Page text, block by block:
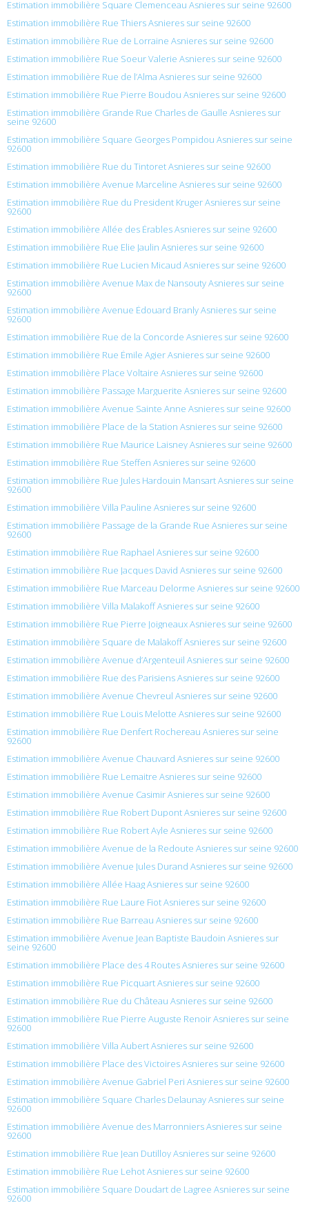
Estimation immobilière Square Clemenceau Asnieres sur seine 92600
Estimation immobilière Rue Thiers Asnieres sur seine 92600
Estimation immobilière Rue de Lorraine Asnieres sur seine 92600
Estimation immobilière Rue Soeur Valerie Asnieres sur seine 92600
Estimation immobilière Rue de l’Alma Asnieres sur seine 92600
Estimation immobilière Rue Pierre Boudou Asnieres sur seine 92600
Estimation immobilière Grande Rue Charles de Gaulle Asnieres sur
seine 92600
Estimation immobilière Square Georges Pompidou Asnieres sur seine
92600
Estimation immobilière Rue du Tintoret Asnieres sur seine 92600
Estimation immobilière Avenue Marceline Asnieres sur seine 92600
Estimation immobilière Rue du President Kruger Asnieres sur seine
92600
Estimation immobilière Allée des Érables Asnieres sur seine 92600
Estimation immobilière Rue Elie Jaulin Asnieres sur seine 92600
Estimation immobilière Rue Lucien Micaud Asnieres sur seine 92600
Estimation immobilière Avenue Max de Nansouty Asnieres sur seine
92600
Estimation immobilière Avenue Édouard Branly Asnieres sur seine
92600
Estimation immobilière Rue de la Concorde Asnieres sur seine 92600
Estimation immobilière Rue Émile Agier Asnieres sur seine 92600
Estimation immobilière Place Voltaire Asnieres sur seine 92600
Estimation immobilière Passage Marguerite Asnieres sur seine 92600
Estimation immobilière Avenue Sainte Anne Asnieres sur seine 92600
Estimation immobilière Place de la Station Asnieres sur seine 92600
Estimation immobilière Rue Maurice Laisney Asnieres sur seine 92600
Estimation immobilière Rue Steffen Asnieres sur seine 92600
Estimation immobilière Rue Jules Hardouin Mansart Asnieres sur seine
92600
Estimation immobilière Villa Pauline Asnieres sur seine 92600
Estimation immobilière Passage de la Grande Rue Asnieres sur seine
92600
Estimation immobilière Rue Raphael Asnieres sur seine 92600
Estimation immobilière Rue Jacques David Asnieres sur seine 92600
Estimation immobilière Rue Marceau Delorme Asnieres sur seine 92600
Estimation immobilière Villa Malakoff Asnieres sur seine 92600
Estimation immobilière Rue Pierre Joigneaux Asnieres sur seine 92600
Estimation immobilière Square de Malakoff Asnieres sur seine 92600
Estimation immobilière Avenue d’Argenteuil Asnieres sur seine 92600
Estimation immobilière Rue des Parisiens Asnieres sur seine 92600
Estimation immobilière Avenue Chevreul Asnieres sur seine 92600
Estimation immobilière Rue Louis Melotte Asnieres sur seine 92600
Estimation immobilière Rue Denfert Rochereau Asnieres sur seine
92600
Estimation immobilière Avenue Chauvard Asnieres sur seine 92600
Estimation immobilière Rue Lemaitre Asnieres sur seine 92600
Estimation immobilière Avenue Casimir Asnieres sur seine 92600
Estimation immobilière Rue Robert Dupont Asnieres sur seine 92600
Estimation immobilière Rue Robert Ayle Asnieres sur seine 92600
Estimation immobilière Avenue de la Redoute Asnieres sur seine 92600
Estimation immobilière Avenue Jules Durand Asnieres sur seine 92600
Estimation immobilière Allée Haag Asnieres sur seine 92600
Estimation immobilière Rue Laure Fiot Asnieres sur seine 92600
Estimation immobilière Rue Barreau Asnieres sur seine 92600
Estimation immobilière Avenue Jean Baptiste Baudoin Asnieres sur
seine 92600
Estimation immobilière Place des 4 Routes Asnieres sur seine 92600
Estimation immobilière Rue Picquart Asnieres sur seine 92600
Estimation immobilière Rue du Château Asnieres sur seine 92600
Estimation immobilière Rue Pierre Auguste Renoir Asnieres sur seine
92600
Estimation immobilière Villa Aubert Asnieres sur seine 92600
Estimation immobilière Place des Victoires Asnieres sur seine 92600
Estimation immobilière Avenue Gabriel Peri Asnieres sur seine 92600
Estimation immobilière Square Charles Delaunay Asnieres sur seine
92600
Estimation immobilière Avenue des Marronniers Asnieres sur seine
92600
Estimation immobilière Rue Jean Dutilloy Asnieres sur seine 92600
Estimation immobilière Rue Lehot Asnieres sur seine 92600
Estimation immobilière Square Doudart de Lagree Asnieres sur seine
92600